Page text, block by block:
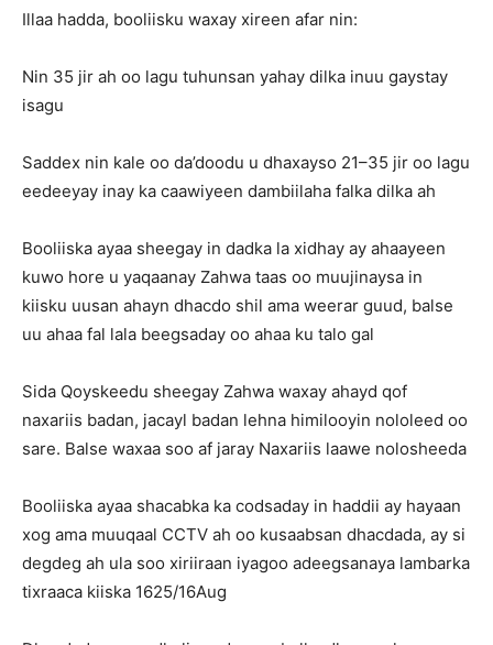
Illaa hadda, booliisku waxay xireen afar nin:
Nin 35 jir ah oo lagu tuhunsan yahay dilka inuu gaystay
isagu
Saddex nin kale oo da’doodu u dhaxayso 21–35 jir oo lagu
eedeeyay inay ka caawiyeen dambiilaha falka dilka ah
Booliiska ayaa sheegay in dadka la xidhay ay ahaayeen
kuwo hore u yaqaanay Zahwa taas oo muujinaysa in
kiisku uusan ahayn dhacdo shil ama weerar guud, balse
uu ahaa fal lala beegsaday oo ahaa ku talo gal
Sida Qoyskeedu sheegay Zahwa waxay ahayd qof
naxariis badan, jacayl badan lehna himilooyin nololeed oo
sare. Balse waxaa soo af jaray Naxariis laawe nolosheeda
Booliiska ayaa shacabka ka codsaday in haddii ay hayaan
xog ama muuqaal CCTV ah oo kusaabsan dhacdada, ay si
degdeg ah ula soo xiriiraan iyagoo adeegsanaya lambarka
tixraaca kiiska 1625/16Aug